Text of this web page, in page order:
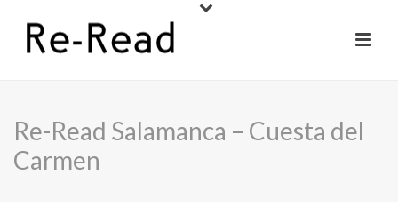
Re-Read Salamanca – Cuesta del
Carmen